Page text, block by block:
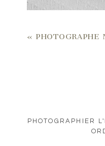
«
PHOTOGRAPHIER